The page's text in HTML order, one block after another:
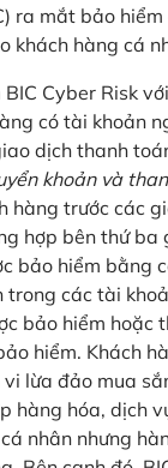
ra mắt bảo
khách hàng cá
Cyber Risk
có tài khoản
dịch thanh
khoản và
hàng trước các
hợp bên thứ
bảo hiểm bằng
các tài
bảo hiểm hoặc
hiểm. Khách
lừa đảo mua
hàng hóa, dịch
nhân nhưng